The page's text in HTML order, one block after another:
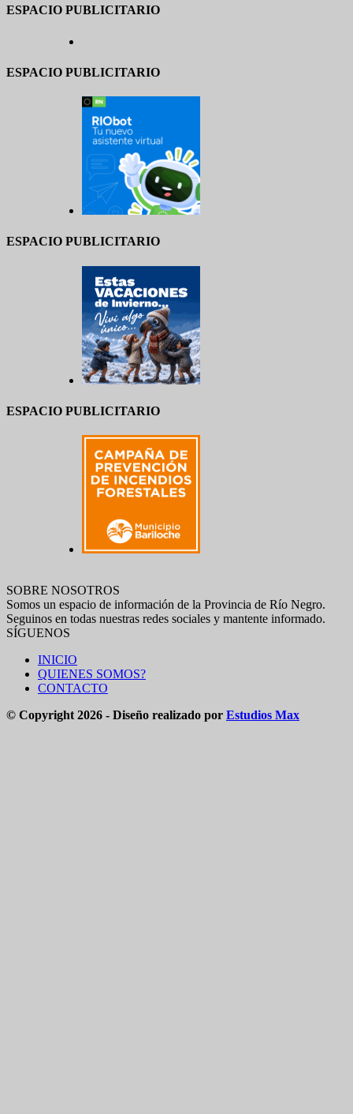
ESPACIO PUBLICITARIO
ESPACIO PUBLICITARIO
ESPACIO PUBLICITARIO
ESPACIO PUBLICITARIO
SOBRE NOSOTROS
Somos un espacio de información de la Provincia de Río Negro.
Seguinos en todas nuestras redes sociales y mantente informado.
SÍGUENOS
INICIO
QUIENES SOMOS?
CONTACTO
© Copyright 2026 - Diseño realizado por Estudios Max